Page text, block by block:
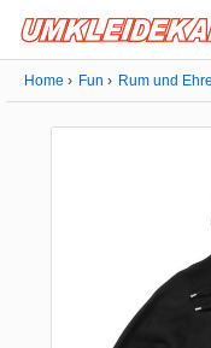
Home Fun Rum und Ehre